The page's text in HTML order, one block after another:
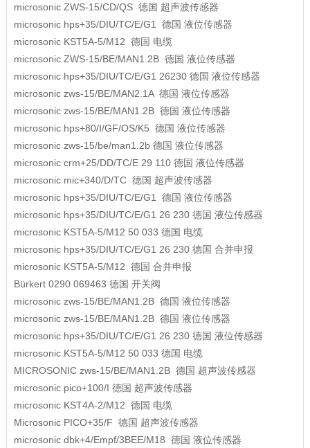
microsonic ZWS-15/CD/QS 德国 超声波传感器
microsonic hps+35/DIU/TC/E/G1 德国 液位传感器
microsonic KST5A-5/M12 德国 电缆
microsonic ZWS-15/BE/MAN1.2B 德国 液位传感器
microsonic hps+35/DIU/TC/E/G1 26230 德国 液位传感器
microsonic zws-15/BE/MAN2.1A 德国 液位传感器
microsonic zws-15/BE/MAN1.2B 德国 液位传感器
microsonic hps+80/I/GF/OS/K5 德国 液位传感器
microsonic zws-15/be/man1.2b 德国 液位传感器
microsonic crm+25/DD/TC/E 29 110 德国 液位传感器
microsonic mic+340/D/TC 德国 超声波传感器
microsonic hps+35/DIU/TC/E/G1 德国 液位传感器
microsonic hps+35/DIU/TC/E/G1 26 230 德国 液位传感器
microsonic KST5A-5/M12 50 033 德国 电缆
microsonic hps+35/DIU/TC/E/G1 26 230 德国 合并申报
microsonic KST5A-5/M12 德国 合并申报
Bürkert 0290 069463 德国 开关阀
microsonic zws-15/BE/MAN1.2B 德国 液位传感器
microsonic zws-15/BE/MAN1.2B 德国 液位传感器
microsonic hps+35/DIU/TC/E/G1 26 230 德国 液位传感器
microsonic KST5A-5/M12 50 033 德国 电缆
MICROSONIC zws-15/BE/MAN1.2B 德国 超声波传感器
microsonic pico+100/I 德国 超声波传感器
microsonic KST4A-2/M12 德国 电缆
Microsonic PICO+35/F 德国 超声波传感器
microsonic dbk+4/Empf/3BEE/M18 德国 液位传感器